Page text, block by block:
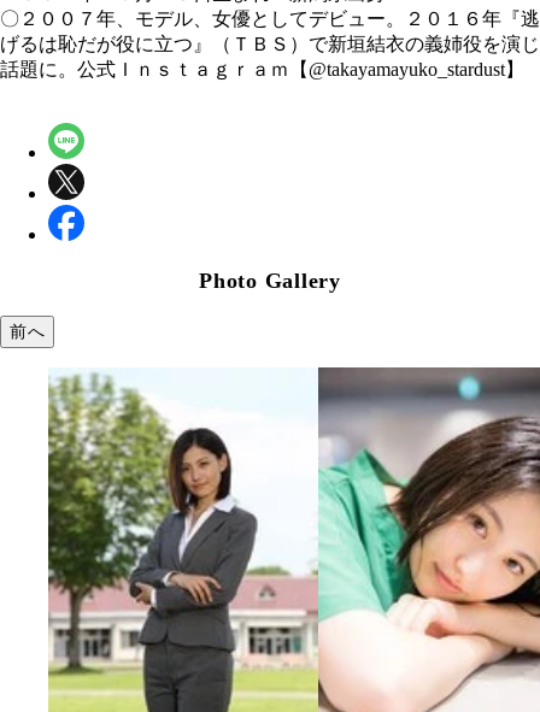
〇２００７年、モデル、女優としてデビュー。２０１６年『逃
げるは恥だが役に立つ』（ＴＢＳ）で新垣結衣の義姉役を演じ
話題に。公式Ｉｎｓｔａｇｒａｍ【@takayamayuko_stardust】
Photo Gallery
前へ